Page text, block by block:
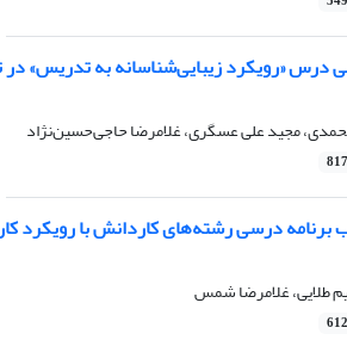
درس «رویکرد زیبایی‌شناسانه به تدریس»
مجید علی عسگری، غلامرضا حاجی‌حسین‌نژاد
برنامه درسی رشته‌های کاردانش با رویکرد
طلایی، غلامرضا شمس